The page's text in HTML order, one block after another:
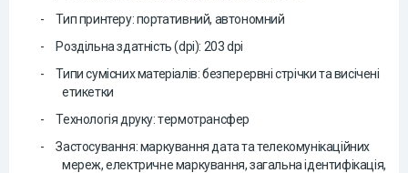
-
Тип принтеру:портативний, автономний
-
Роздільна здатність (dpi): 203 dpi
-
Типи сумісних матеріалів: безперервні стрічки та висічені
етикетки
-
Технологія друку:термотрансфер
-
Застосування:маркування дата та телекомунікаційних
мереж, електричне маркування, загальна ідентифікація,